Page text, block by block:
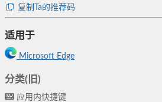
复制Ta的推荐码
适用于
Microsoft Edge
分类(旧)
应用内快捷键